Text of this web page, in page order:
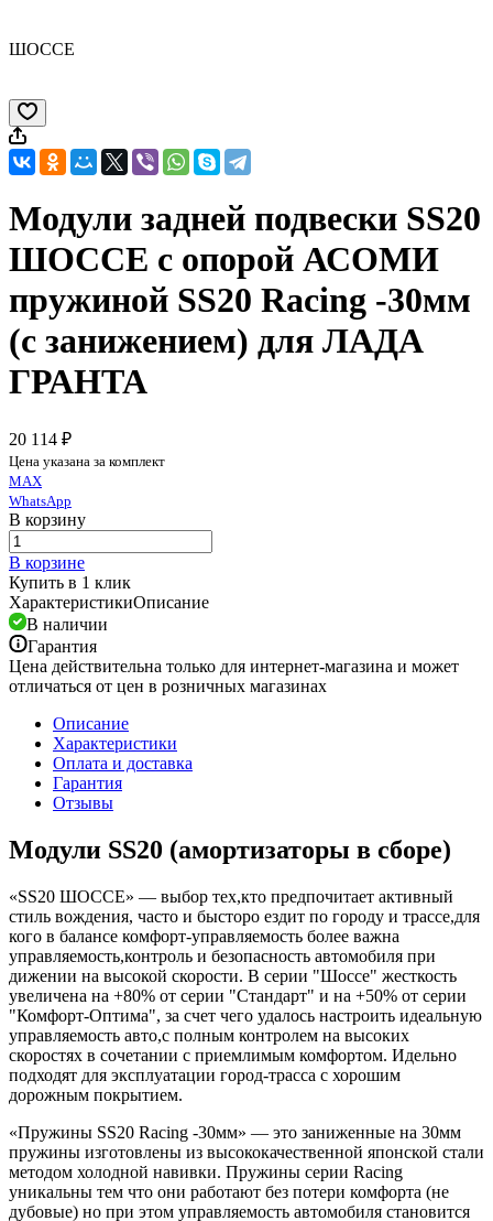
ШОССЕ
Модули задней подвески SS20
ШОССЕ с опорой АСОМИ
пружиной SS20 Racing -30мм
(с занижением) для ЛАДА
ГРАНТА
20 114 ₽
Цена указана за комплект
MAX
WhatsApp
В корзину
В корзине
Купить в 1 клик
ХарактеристикиОписание
В наличии
Гарантия
Цена действительна только для интернет-магазина и может
отличаться от цен в розничных магазинах
Описание
Характеристики
Оплата и доставка
Гарантия
Отзывы
Модули SS20 (амортизаторы в сборе)
«SS20 ШОССЕ» — выбор тех,кто предпочитает активный
стиль вождения, часто и бысторо ездит по городу и трассе,для
кого в балансе комфорт-управляемость более важна
управляемость,контроль и безопасность автомобиля при
дижении на высокой скорости. В серии "Шоссе" жесткость
увеличена на +80% от серии "Стандарт" и на +50% от серии
"Комфорт-Оптима", за счет чего удалось настроить идеальную
управляемость авто,с полным контролем на высоких
скоростях в сочетании с приемлимым комфортом. Идельно
подходят для эксплуатации город-трасса с хорошим
дорожным покрытием.
«Пружины SS20 Racing -30мм» — это заниженные на 30мм
пружины изготовлены из высококачественной японской стали
методом холодной навивки. Пружины серии Racing
уникальны тем что они работают без потери комфорта (не
дубовые) но при этом управляемость автомобиля становится